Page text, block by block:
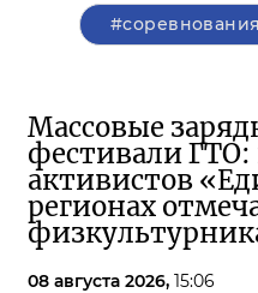
#соревнования
Массовые
фестивали ГТО:
активистов
регионах
08 августа 2026, 15:06